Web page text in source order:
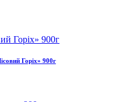
Горіх» 900г